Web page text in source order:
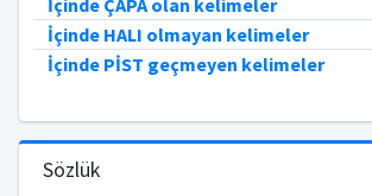
İçinde ÇAPA olan kelimeler
İçinde HALI olmayan kelimeler
İçinde PİST geçmeyen kelimeler
Sözlük